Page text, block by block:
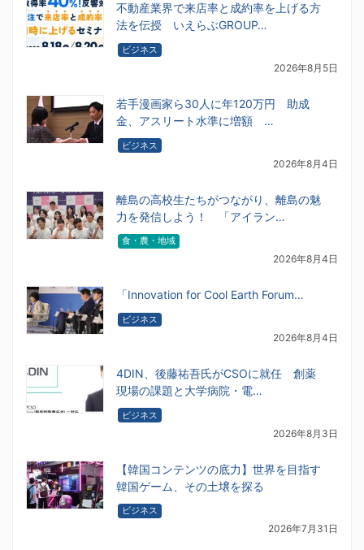
不動産業界で来店率と成約率を上げる方
法を伝授 いえらぶGROUP…
ビジネス
2026年8月5日
若手漫画家ら30人に年120万円 助成
金、アスリート水準に増額 …
ビジネス
2026年8月4日
離島の高校生たちがつながり、離島の魅
力を発信しよう！ 「アイラン…
食・農・地域
2026年8月4日
「Innovation for Cool Earth Forum…
ビジネス
2026年8月4日
4DIN、後藤祐吾氏がCSOに就任 創薬
現場の課題と大学病院・電…
ビジネス
2026年8月3日
【韓国コンテンツの底力】世界を目指す
韓国ゲーム、その土壌を探る
ビジネス
2026年7月31日